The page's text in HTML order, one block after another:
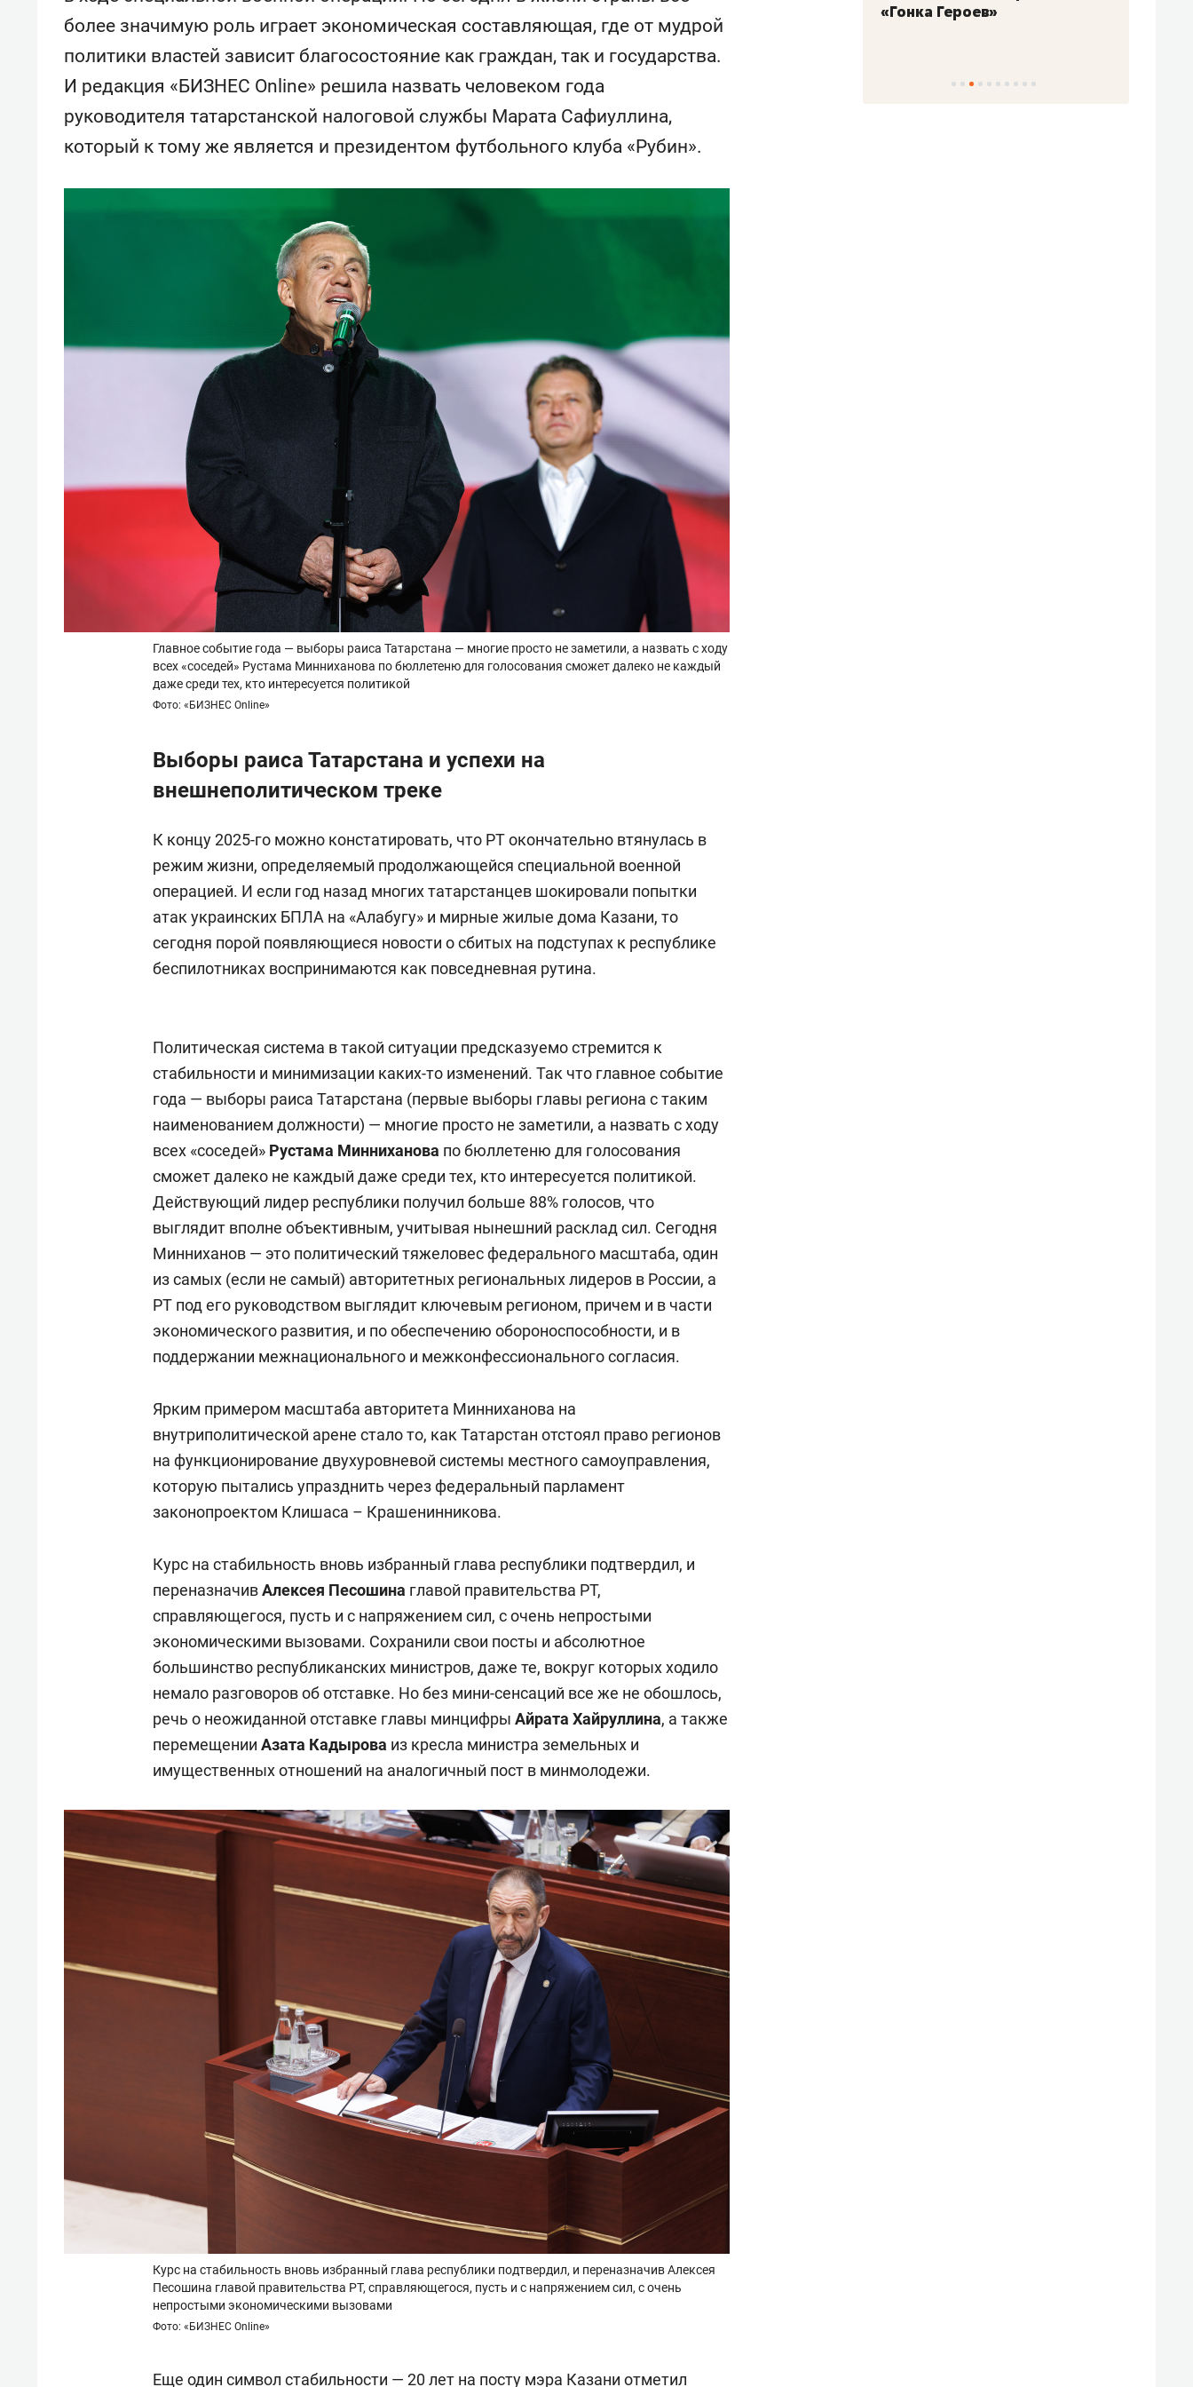
более значимую роль играет экономическая составляющая, где от мудрой
политики властей зависит благосостояние как граждан, так и государства.
И редакция «БИЗНЕС Online» решила назвать человеком года
руководителя татарстанской налоговой службы Марата Сафиуллина,
который к тому же является и президентом футбольного клуба «Рубин».
Главное событие года — выборы раиса Татарстана — многие просто не заметили, а назвать с ходу
всех «соседей» Рустама Минниханова по бюллетеню для голосования сможет далеко не каждый
даже среди тех, кто интересуется политикой
Фото: «БИЗНЕС Online»
Выборы раиса Татарстана и успехи на
внешнеполитическом треке
К концу 2025-го можно констатировать, что РТ окончательно втянулась в
режим жизни, определяемый продолжающейся специальной военной
операцией. И если год назад многих татарстанцев шокировали попытки
атак украинских БПЛА на «Алабугу» и мирные жилые дома Казани, то
сегодня порой появляющиеся новости о сбитых на подступах к республике
беспилотниках воспринимаются как повседневная рутина.
Политическая система в такой ситуации предсказуемо стремится к
стабильности и минимизации каких-то изменений. Так что главное событие
года — выборы раиса Татарстана (первые выборы главы региона с таким
наименованием должности) — многие просто не заметили, а назвать с ходу
всех «соседей» Рустама Минниханова по бюллетеню для голосования
сможет далеко не каждый даже среди тех, кто интересуется политикой.
Действующий лидер республики получил больше 88% голосов, что
выглядит вполне объективным, учитывая нынешний расклад сил. Сегодня
Минниханов — это политический тяжеловес федерального масштаба, один
из самых (если не самый) авторитетных региональных лидеров в России, а
РТ под его руководством выглядит ключевым регионом, причем и в части
экономического развития, и по обеспечению обороноспособности, и в
поддержании межнационального и межконфессионального согласия.
Ярким примером масштаба авторитета Минниханова на
внутриполитической арене стало то, как Татарстан отстоял право регионов
на функционирование двухуровневой системы местного самоуправления,
которую пытались упразднить через федеральный парламент
законопроектом Клишаса – Крашенинникова.
Курс на стабильность вновь избранный глава республики подтвердил, и
переназначивАлексея Песошина главой правительства РТ,
справляющегося, пусть и с напряжением сил, с очень непростыми
экономическими вызовами. Сохранили свои посты и абсолютное
большинство республиканских министров, даже те, вокруг которых ходило
немало разговоров об отставке. Но без мини-сенсаций все же не обошлось,
речь о неожиданной отставке главы минцифры Айрата Хайруллина, а также
перемещении Азата Кадырова из кресла министра земельных и
имущественных отношений на аналогичный пост в минмолодежи.
Курс на стабильность вновь избранный глава республики подтвердил, и переназначив Алексея
Песошина главой правительства РТ, справляющегося, пусть и с напряжением сил, с очень
непростыми экономическими вызовами
Фото: «БИЗНЕС Online»
Еще один символ стабильности — 20 лет на посту мэра Казани отметил
антихрупких команд
«Гонка Героев»